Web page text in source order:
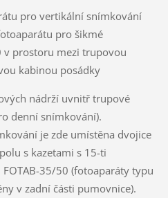
pro vertikální snímkování
pro šikmé
v prostoru mezi trupovou
kabinou posádky
nádrží uvnitř trupové
denní snímkování).
je zde umístěna dvojice
s kazetami s 15-ti
35/50 (fotoaparáty typu
v zadní části pumovnice).